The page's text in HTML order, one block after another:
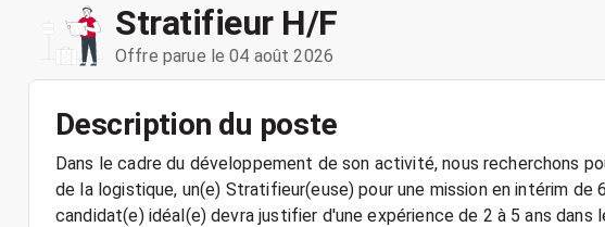
Stratifieur H/F
Offre parue le 04 août 2026
Description du poste
Dans le cadre du développement de son activité, nous recherchons
de la logistique, un(e) Stratifieur(euse) pour une mission en intérim de
candidat(e) idéal(e) devra justifier d'une expérience de 2 à 5 ans dans